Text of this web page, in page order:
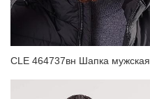
CLE 464737вн Шапка мужская